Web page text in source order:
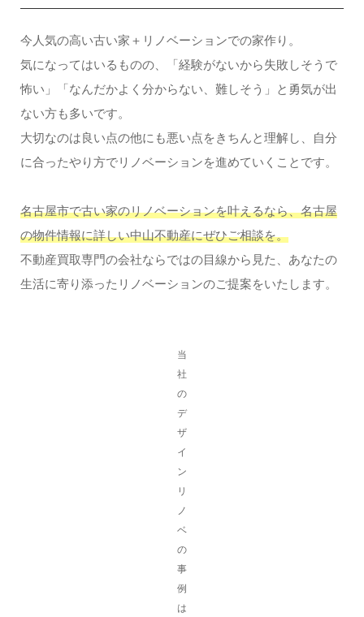
今人気の高い古い家＋リノベーションでの家作り。
気になってはいるものの、「経験がないから失敗しそうで
怖い」「なんだかよく分からない、難しそう」と勇気が出
ない方も多いです。
大切なのは良い点の他にも悪い点をきちんと理解し、自分
に合ったやり方でリノベーションを進めていくことです。
名古屋市で古い家のリノベーションを叶えるなら、名古屋
の物件情報に詳しい中山不動産にぜひご相談を。
不動産買取専門の会社ならではの目線から見た、あなたの
生活に寄り添ったリノベーションのご提案をいたします。
当
社
の
デ
ザ
イ
ン
リ
ノ
ベ
の
事
例
は